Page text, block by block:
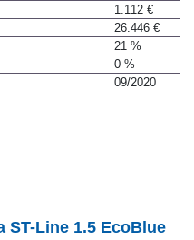
1.112 €
26.446 €
21 %
0 %
09/2020
ST-Line 1.5 EcoBlue